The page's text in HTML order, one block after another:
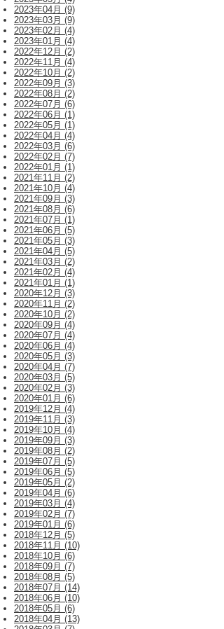
2023年04月 (9)
2023年03月 (9)
2023年02月 (4)
2023年01月 (4)
2022年12月 (2)
2022年11月 (4)
2022年10月 (2)
2022年09月 (3)
2022年08月 (2)
2022年07月 (6)
2022年06月 (1)
2022年05月 (1)
2022年04月 (4)
2022年03月 (6)
2022年02月 (7)
2022年01月 (1)
2021年11月 (2)
2021年10月 (4)
2021年09月 (3)
2021年08月 (6)
2021年07月 (1)
2021年06月 (5)
2021年05月 (3)
2021年04月 (5)
2021年03月 (2)
2021年02月 (4)
2021年01月 (1)
2020年12月 (3)
2020年11月 (2)
2020年10月 (2)
2020年09月 (4)
2020年07月 (4)
2020年06月 (4)
2020年05月 (3)
2020年04月 (7)
2020年03月 (5)
2020年02月 (3)
2020年01月 (6)
2019年12月 (4)
2019年11月 (3)
2019年10月 (4)
2019年09月 (3)
2019年08月 (2)
2019年07月 (5)
2019年06月 (5)
2019年05月 (2)
2019年04月 (6)
2019年03月 (4)
2019年02月 (7)
2019年01月 (6)
2018年12月 (5)
2018年11月 (10)
2018年10月 (6)
2018年09月 (7)
2018年08月 (5)
2018年07月 (14)
2018年06月 (10)
2018年05月 (6)
2018年04月 (13)